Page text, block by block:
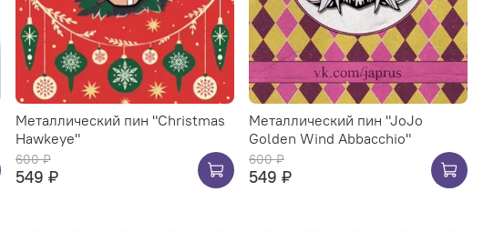
Металлический пин "Christmas
Hawkeye"
600 ₽
549 ₽
Металлический пин "JoJo
Golden Wind Abbacchio"
600 ₽
549 ₽